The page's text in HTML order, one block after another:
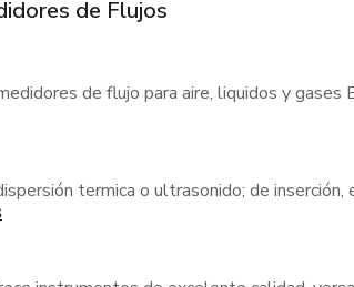
de Flujos
de flujo para aire, liquidos y gases
termica o ultrasonido; de